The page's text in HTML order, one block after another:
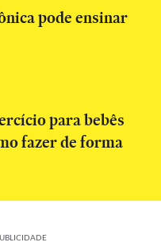
pode ensinar
para bebês
fazer de forma